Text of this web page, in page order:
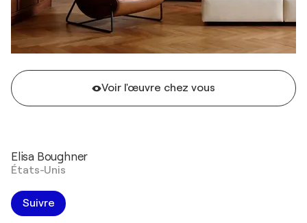
Voir l'œuvre chez vous
Elisa Boughner
États-Unis
Suivre